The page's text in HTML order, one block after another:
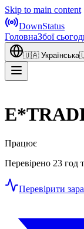
Skip to main content
DownStatus
ГоловнаЗбої
🇺🇦 Українська
Працює
Перевірено 23 год
Перевірити